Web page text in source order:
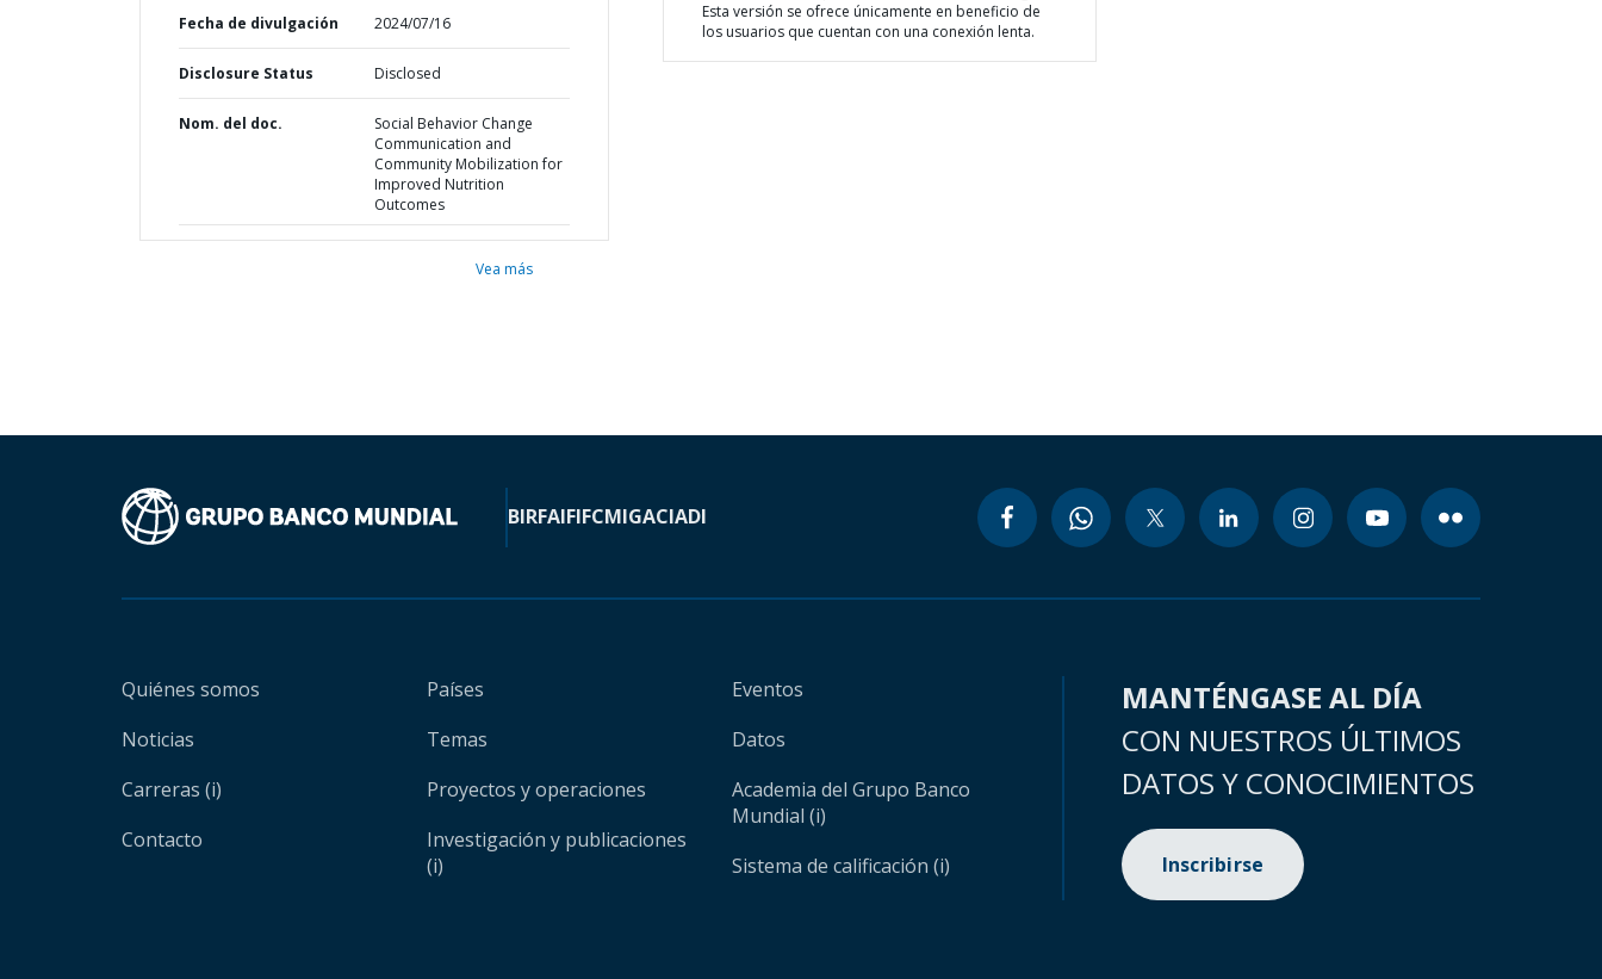
Fecha de divulgación 2024/07/16
Disclosure Status Disclosed
Nom. del doc.
Social Behavior Change
Communication and
Community Mobilization for
Improved Nutrition
Outcomes
Vea más
Esta versión se ofrece únicamente en beneficio de
los usuarios que cuentan con una conexión lenta.
BIRFAIFIFCMIGACIADI
Quiénes somos
Noticias
Carreras (i)
Contacto
Países
Temas
Proyectos y operaciones
Investigación y publicaciones
(i)
Eventos
Datos
Academia del Grupo Banco
Mundial (i)
Sistema de calificación (i)
MANTÉNGASE AL DÍA
CON NUESTROS ÚLTIMOS
DATOS Y CONOCIMIENTOS
Inscribirse